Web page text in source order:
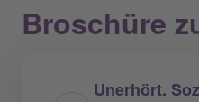
Broschüre
Unerhört.